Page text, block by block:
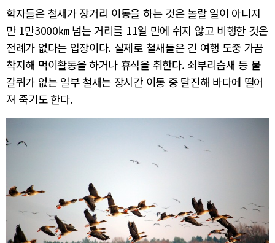
학자들은 철새가 장거리 이동을 하는 것은 놀랄 일이 아니지
만 1만3000㎞ 넘는 거리를 11일 만에 쉬지 않고 비행한 것은
전례가 없다는 입장이다. 실제로 철새들은 긴 여행 도중 가끔
착지해 먹이활동을 하거나 휴식을 취한다. 쇠부리슴새 등 물
갈퀴가 없는 일부 철새는 장시간 이동 중 탈진해 바다에 떨어
져 죽기도 한다.